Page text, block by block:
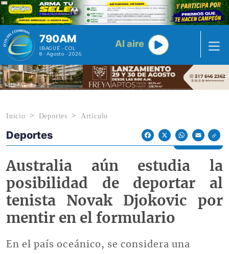
Pasar al contenido principal
790AM
IBAGUÉ - COL
8 · Agosto · 2026
Al aire
Inicio Deportes Artículo
Econoticias y Eventos
Deportes
FacebookX WhatsAppEmail
Australia aún estudia la
posibilidad de deportar al
tenista Novak Djokovic por
mentir en el formulario
En el país oceánico, se considera una